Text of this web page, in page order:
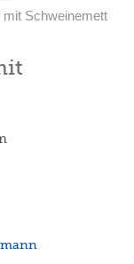
mit Schweinemett